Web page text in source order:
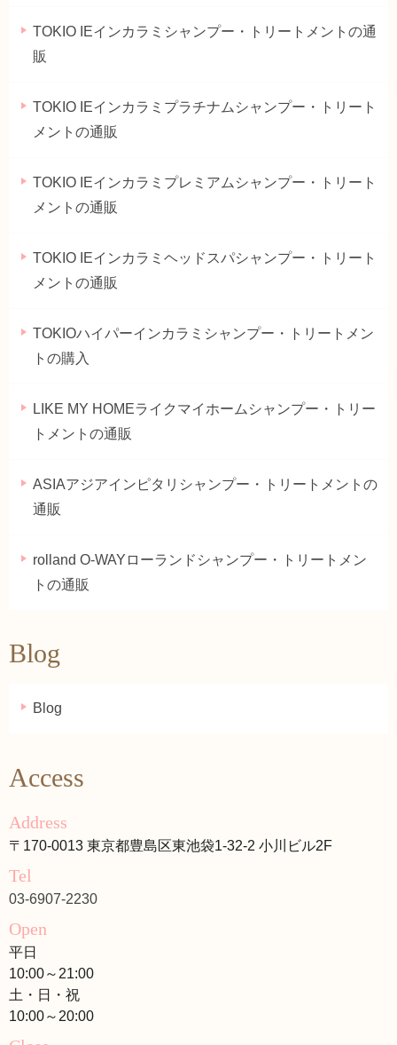
TOKIO IEインカラミシャンプー・トリートメントの通
販
TOKIO IEインカラミプラチナムシャンプー・トリート
メントの通販
TOKIO IEインカラミプレミアムシャンプー・トリート
メントの通販
TOKIO IEインカラミヘッドスパシャンプー・トリート
メントの通販
TOKIOハイパーインカラミシャンプー・トリートメン
トの購入
LIKE MY HOMEライクマイホームシャンプー・トリー
トメントの通販
ASIAアジアインピタリシャンプー・トリートメントの
通販
rolland O-WAYローランドシャンプー・トリートメン
トの通販
Blog
Blog
Access
Address
〒170-0013 東京都豊島区東池袋1-32-2 小川ビル2F
Tel
03-6907-2230
Open
平日
10:00～21:00
土・日・祝
10:00～20:00